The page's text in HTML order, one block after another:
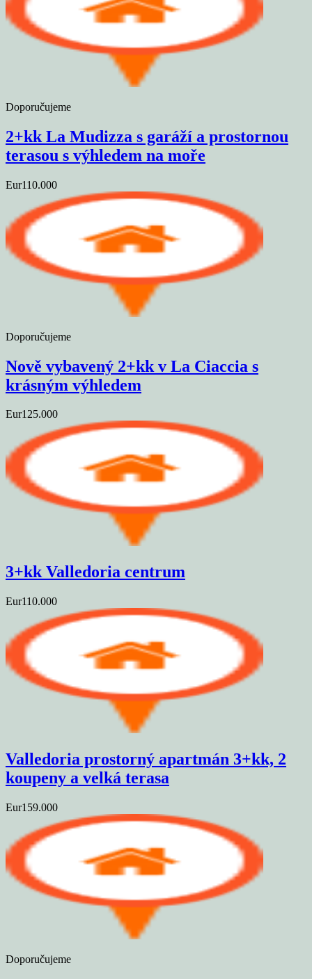
Doporučujeme
2+kk La Mudizza s garáží a prostornou
terasou s výhledem na moře
Eur110.000
Doporučujeme
Nově vybavený 2+kk v La Ciaccia s
krásným výhledem
Eur125.000
3+kk Valledoria centrum
Eur110.000
Valledoria prostorný apartmán 3+kk, 2
koupeny a velká terasa
Eur159.000
Doporučujeme